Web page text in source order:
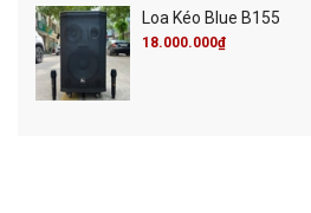
Loa Kéo Blue B155
18.000.000₫